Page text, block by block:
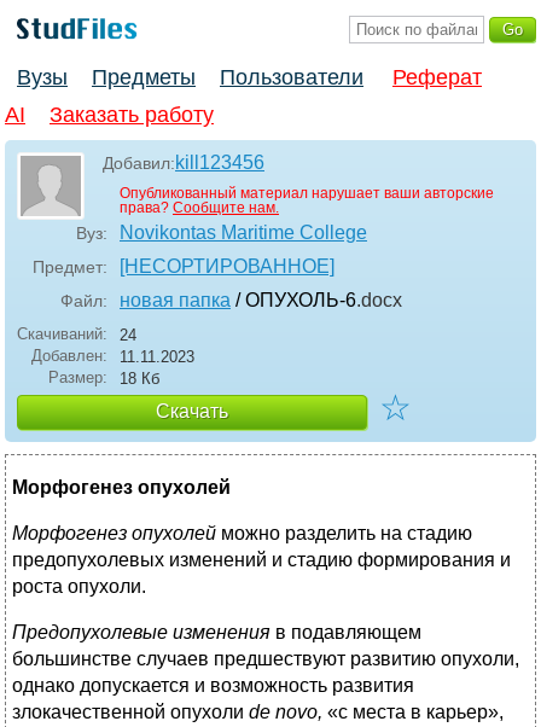
Вузы Предметы Пользователи
Реферат
AI
Заказать работу
Добавил:kill123456
Опубликованный материал нарушает ваши авторские
права? Сообщите нам.
Вуз: Novikontas Maritime College
Предмет: [НЕСОРТИРОВАННОЕ]
Файл: новая папка / ОПУХОЛЬ-6.docx
Скачиваний:
24
Добавлен:
11.11.2023
Размер:
18 Кб
Скачать ☆
Морфогенез опухолей
Морфогенез опухолей можно разделить на стадию
предопухолевых изменений и стадию формирования и
роста опухоли.
Предопухолевые изменения в подавляющем
большинстве случаев предшествуют развитию опухоли,
однако допускается и возможность развития
злокачественной опухоли de novo, «с места в карьер»,